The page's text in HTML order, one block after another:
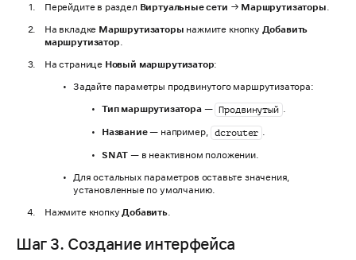
Перейдите в раздел Виртуальные сети → Маршрутизаторы.
На вкладке Маршрутизаторы нажмите кнопку Добавить
маршрутизатор.
На странице Новый маршрутизатор:
Задайте параметры продвинутого маршрутизатора:
Тип маршрутизатора— Продвинутый .
Название— например, dcrouter .
SNAT — в неактивном положении.
Для остальных параметров оставьте значения,
установленные по умолчанию.
Нажмите кнопкуДобавить.
Шаг 3. Создание интерфейса